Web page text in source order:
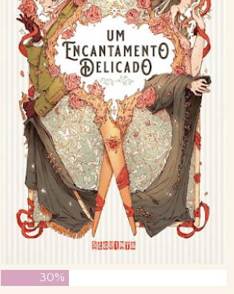
30%